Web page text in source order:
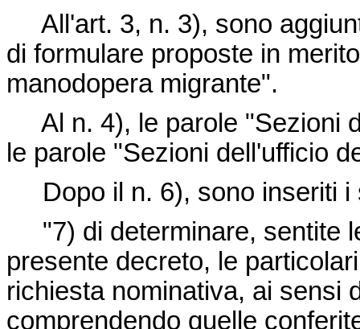
All'art. 3, n. 3), sono
di formulare proposte in
manodopera migrante".
Al n. 4), le parole "Sezioni
le parole "Sezioni dell'ufficio
Dopo il n. 6), sono inseriti i
"7) di determinare, sentite
presente decreto, le
richiesta nominativa, ai sensi
comprendendo quelle